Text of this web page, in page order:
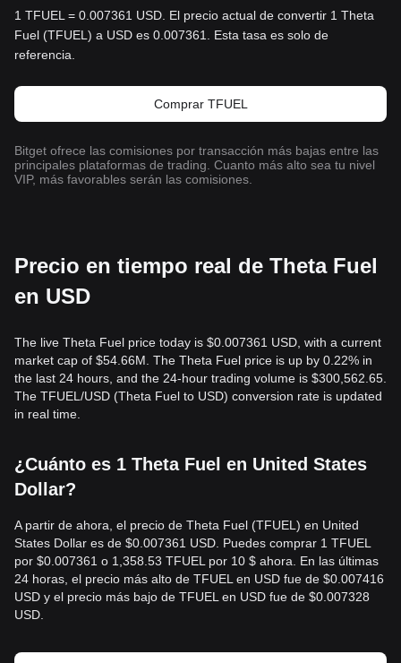
1 TFUEL = 0.007361 USD. El precio actual de convertir 1 Theta
Fuel (TFUEL) a USD es 0.007361. Esta tasa es solo de
referencia.
Comprar TFUEL
Bitget ofrece las comisiones por transacción más bajas entre las
principales plataformas de trading. Cuanto más alto sea tu nivel
VIP, más favorables serán las comisiones.
Precio en tiempo real de Theta Fuel
en USD
The live Theta Fuel price today is $0.007361 USD, with a current
market cap of $54.66M. The Theta Fuel price is up by 0.22% in
the last 24 hours, and the 24-hour trading volume is $300,562.65.
The TFUEL/USD (Theta Fuel to USD) conversion rate is updated
in real time.
¿Cuánto es 1 Theta Fuel en United States
Dollar?
A partir de ahora, el precio de Theta Fuel (TFUEL) en United
States Dollar es de $0.007361 USD. Puedes comprar 1 TFUEL
por $0.007361 o 1,358.53 TFUEL por 10 $ ahora. En las últimas
24 horas, el precio más alto de TFUEL en USD fue de $0.007416
USD y el precio más bajo de TFUEL en USD fue de $0.007328
USD.